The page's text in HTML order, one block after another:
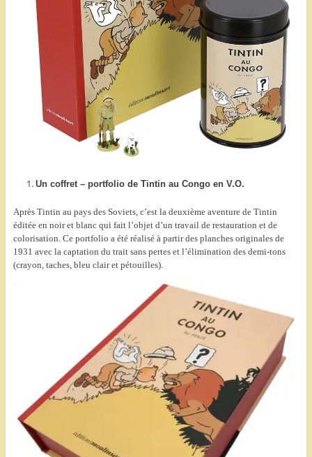
Un coffret – portfolio de Tintin au Congo en V.O.
Après Tintin au pays des Soviets, c’est la deuxième aventure de Tintin
éditée en noir et blanc qui fait l’objet d’un travail de restauration et de
colorisation. Ce portfolio a été réalisé à partir des planches originales de
1931 avec la captation du trait sans pertes et l’élimination des demi-tons
(crayon, taches, bleu clair et pétouilles).